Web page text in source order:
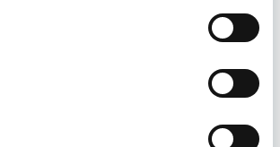
2026 - Zie lesinformatie